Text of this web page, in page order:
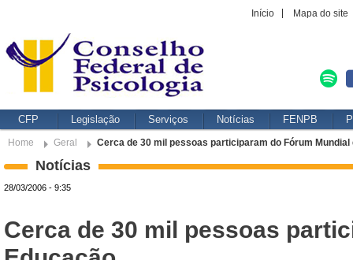
Início Mapa do site
CFP Legislação Serviços Notícias FENPB
Home Geral Cerca de 30 mil pessoas participaram do Fórum Mundial
Notícias
28/03/2006 - 9:35
Cerca de 30 mil pessoas